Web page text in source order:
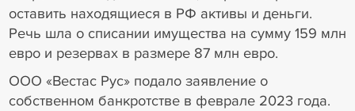
оставить находящиеся в РФ активы и деньги.
Речь шла о списании имущества на сумму 159 млн
евро и резервах в размере 87 млн евро.
ООО «Вестас Рус» подало заявление о
собственном банкротстве в феврале 2023 года.